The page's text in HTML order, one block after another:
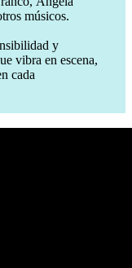
músicos.
y
vibra en escena,
cada